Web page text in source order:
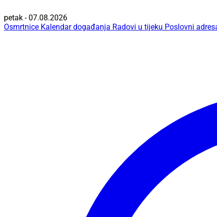
petak - 07.08.2026
Osmrtnice Kalendar događanja Radovi u tijeku Poslovni